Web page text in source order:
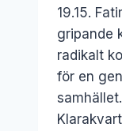
19.15.
gripande
radikalt
för en